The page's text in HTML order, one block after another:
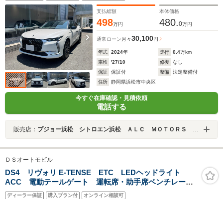
支払総額
498万円
本体価格
480.0万円
通常ローン 月々30,100円
年式 2024年 走行 0.4万km
車検
'27/10 修復
なし
保証
保証付 整備
法定整備付
住所
静岡県浜松市中央区
今すぐ在庫確認・見積依頼
電話する
販売店： プジョー浜松 シトロエン浜松 ＡＬＣ ＭＯＴＯＲＳ ＧＲＯＵＰ
ＤＳオートモビル
DS4 リヴォリ E-TENSE ETC LEDヘッドライト
ACC 電動テールゲート 運転席・助手席ベンチレーシ
ョン ステアリングヒーター プラグインハイブリッド
ディーラー保証 購入プラン付 オンライン相談可